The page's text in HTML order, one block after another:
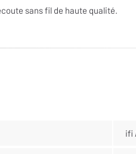
sans fil de haute qualité.
ifi